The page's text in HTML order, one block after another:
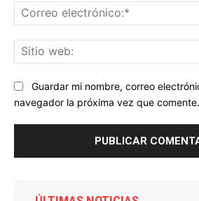
Guardar mi nombre, correo
navegador la próxima vez que comente.